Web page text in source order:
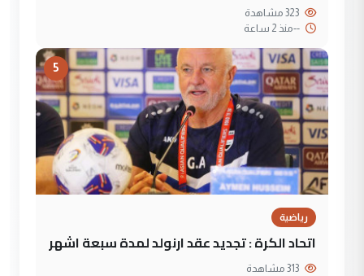
--منذ 2 ساعة
5
رياضية
اتحاد الكرة : تجديد عقد ارنولد لمدة سبعة اشهر